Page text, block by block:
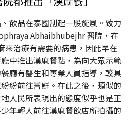
飲品在泰國刮起一股旋風。致力
Abhaibhubejhr 醫院，在
來治療有需要的病患，因此早在
中推出漢麻餐點，為向大眾示範
廳有醫生和專業人員指導，較具
紛前往嘗鮮。在此之後，類似的
人民所表現出的態度似乎也是正
年輕人前往漢麻餐飲店所拍攝的